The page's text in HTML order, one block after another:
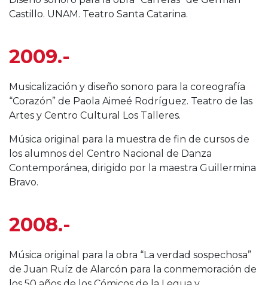
Castillo. UNAM. Teatro Santa Catarina.
2009.-
Musicalización y diseño sonoro para la coreografía
“Corazón” de Paola Aimeé Rodríguez. Teatro de las
Artes y Centro Cultural Los Talleres.
Música original para la muestra de fin de cursos de
los alumnos del Centro Nacional de Danza
Contemporánea, dirigido por la maestra Guillermina
Bravo.
2008.-
Música original para la obra “La verdad sospechosa”
de Juan Ruíz de Alarcón para la conmemoración de